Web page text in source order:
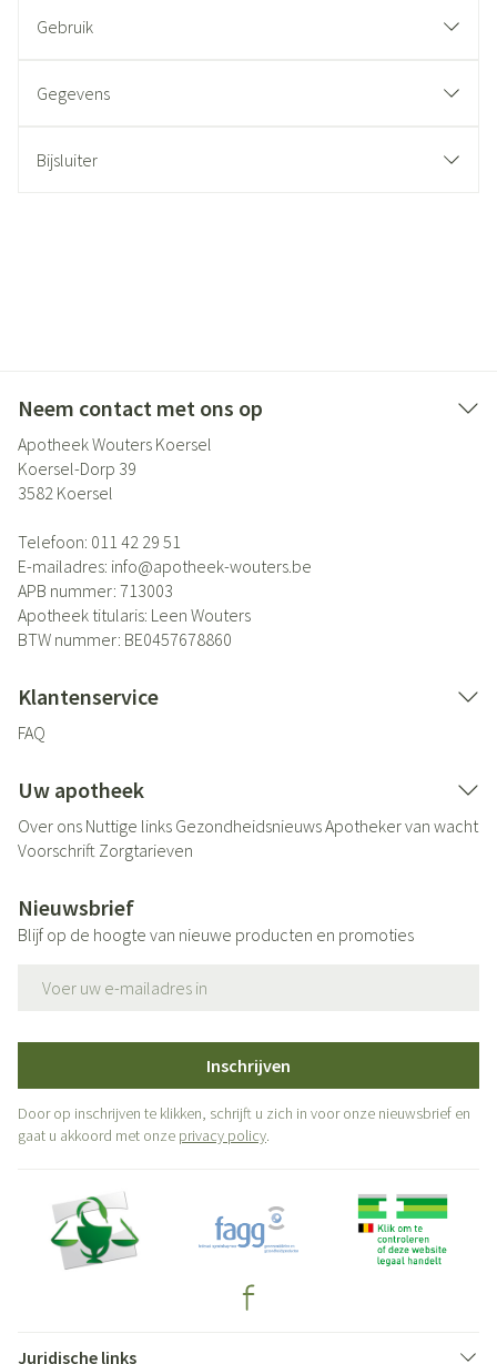
Gebruik
Gegevens
Bijsluiter
Neem contact met ons op
Apotheek Wouters Koersel
Koersel-Dorp 39
3582 Koersel
Telefoon: 011 42 29 51
E-mailadres: info@apotheek-wouters.be
APB nummer: 713003
Apotheek titularis: Leen Wouters
BTW nummer: BE0457678860
Klantenservice
FAQ
Uw apotheek
Over ons Nuttige links GezondheidsnieuwsApotheker van wacht
Voorschrift Zorgtarieven
Nieuwsbrief
Blijf op de hoogte van nieuwe producten en promoties
Inschrijven
Door op inschrijven te klikken, schrijft u zich in voor onze nieuwsbrief en
gaat u akkoord met onze privacy policy.
Juridische links